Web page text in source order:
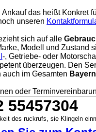
Ankauf das heißt Konkret
unseren
sich auf alle
Modell und Zustand
-, Getriebe- oder
überzeugen. Den
im Gesamten Bayern
oder
55457304
des ruckrufs, sie Klingeln